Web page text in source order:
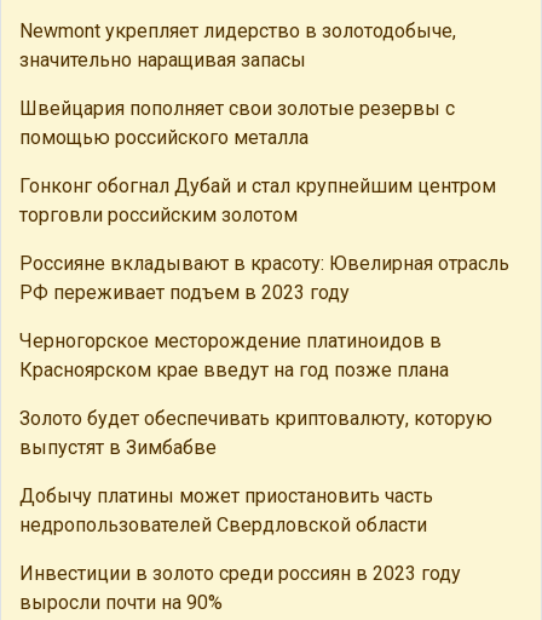
Newmont укрепляет лидерство в золотодобыче,
значительно наращивая запасы
Швейцария пополняет свои золотые резервы с
помощью российского металла
Гонконг обогнал Дубай и стал крупнейшим центром
торговли российским золотом
Россияне вкладывают в красоту: Ювелирная отрасль
РФ переживает подъем в 2023 году
Черногорское месторождение платиноидов в
Красноярском крае введут на год позже плана
Золото будет обеспечивать криптовалюту, которую
выпустят в Зимбабве
Добычу платины может приостановить часть
недропользователей Свердловской области
Инвестиции в золото среди россиян в 2023 году
выросли почти на 90%